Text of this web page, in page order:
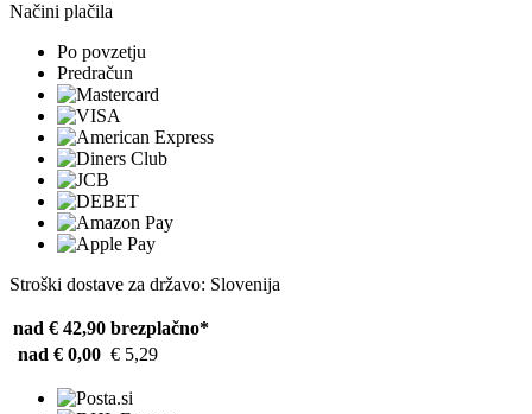
Načini plačila
Po povzetju
Predračun
Stroški dostave za državo: Slovenija
nad € 42,90 brezplačno*
nad € 0,00 € 5,29